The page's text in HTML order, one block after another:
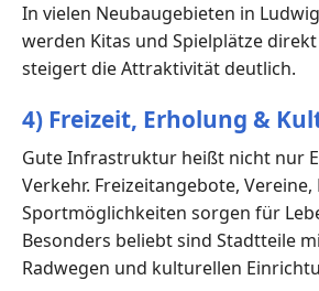
In vielen Neubaugebieten in
werden Kitas und Spielplätze
steigert die Attraktivität deutlich.
4) Freizeit, Erholung &
Gute Infrastruktur heißt nicht nur
Verkehr. Freizeitangebote,
Sportmöglichkeiten sorgen für
Besonders beliebt sind Stadtteile
Radwegen und kulturellen